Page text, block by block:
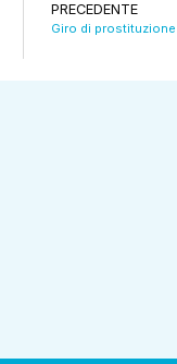
PRECEDENTE